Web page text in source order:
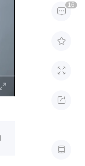

16



